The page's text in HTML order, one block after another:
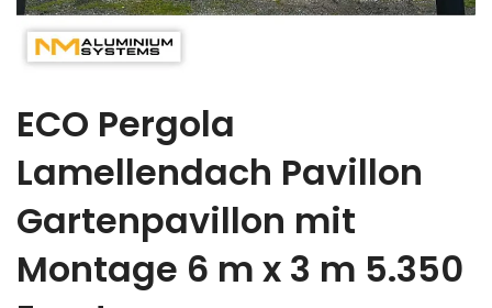
ECO Pergola
Lamellendach Pavillon
Gartenpavillon mit
Montage 6 m x 3 m 5.350